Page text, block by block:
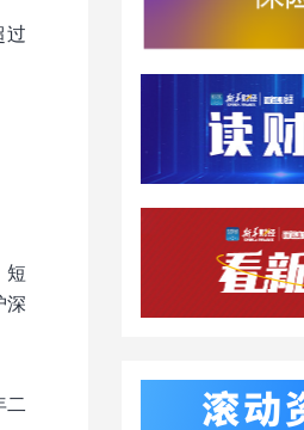
过
短
深
二